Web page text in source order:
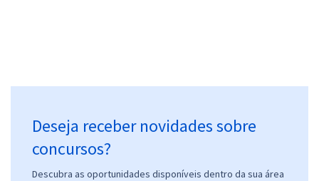
Deseja receber novidades sobre
concursos?
Descubra as oportunidades disponíveis dentro da sua área